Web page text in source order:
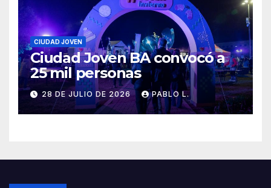
CIUDAD JOVEN
Ciudad Joven BA convocó a
25 mil personas
28 DE JULIO DE 2026 PABLO L.